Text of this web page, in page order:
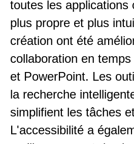
toutes les
plus propre et plus
création ont été
collaboration en
et PowerPoint. Les
la recherche
simplifient les tâches
L'accessibilité a